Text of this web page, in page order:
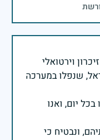
וירטואלי
שנפלו במערכה
בכל יום, ואנו
ונבטיח כי